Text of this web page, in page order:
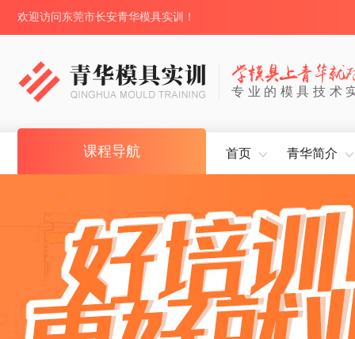
欢迎访问东莞市长安青华模具实训！
专业的模具技术
课程导航 首页 青华简介